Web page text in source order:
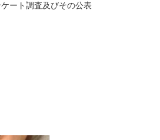
ート調査及びその公表